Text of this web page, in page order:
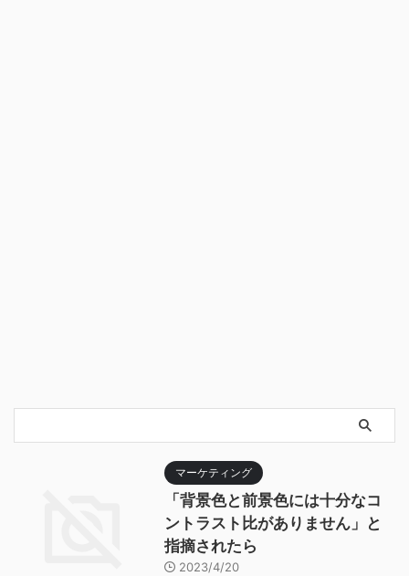
マーケティング
「背景色と前景色には十分なコ
ントラスト比がありません」と
指摘されたら
2023/4/20